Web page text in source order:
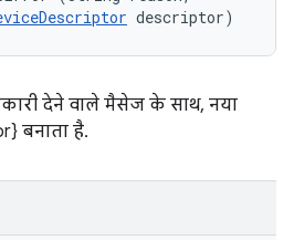
descriptor)
देने वाले मैसेज के साथ, नया
बनाता है.